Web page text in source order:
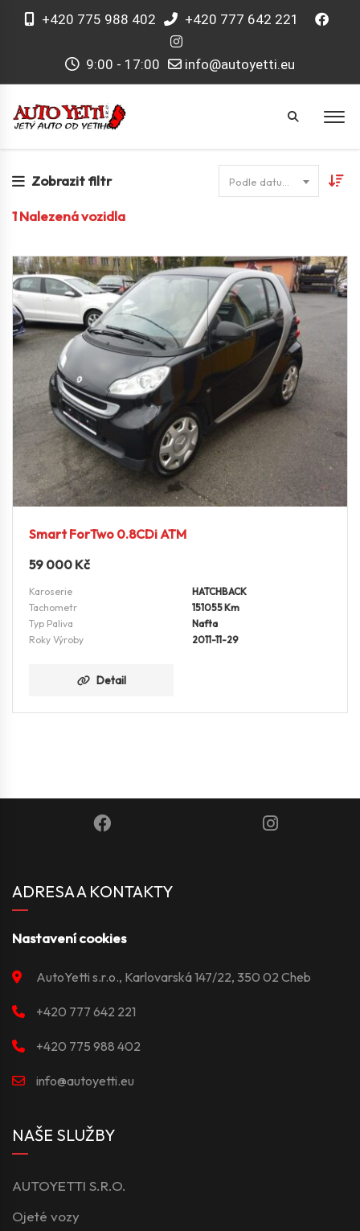
+420 775 988 402 +420 777 642 221
9:00 - 17:00 info@autoyetti.eu
Zobrazit filtr
1Nalezená vozidla
Smart ForTwo 0.8CDi ATM
59 000 Kč
Karoserie
HATCHBACK
Tachometr
151055 Km
Typ Paliva
Nafta
Roky Výroby
2011-11-29
Detail
ADRESA A KONTAKTY
Nastavení cookies
AutoYetti s.r.o., Karlovarská 147/22, 350 02 Cheb
+420 777 642 221
+420 775 988 402
info@autoyetti.eu
NAŠE SLUŽBY
AUTOYETTI S.R.O.
Ojeté vozy